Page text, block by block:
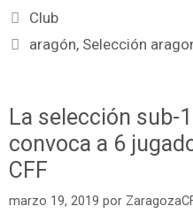
Club
aragón, Selección
La selección sub-
convoca a 6
CFF
marzo 19, 2019 por